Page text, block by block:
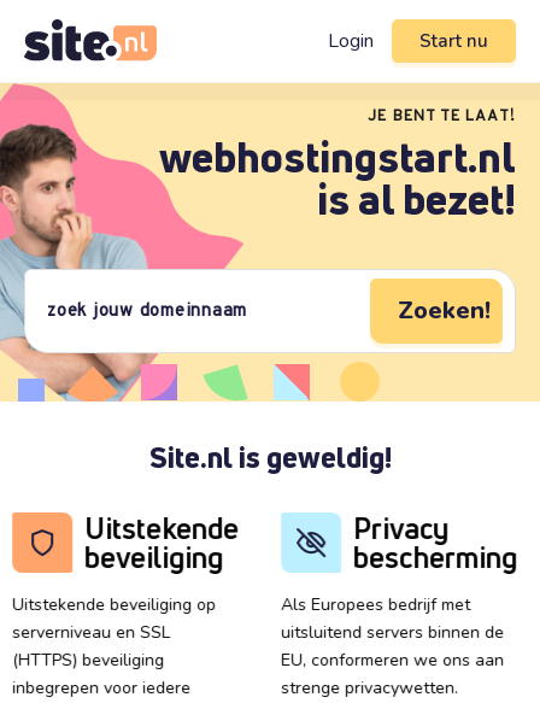
Login Start nu
JE BENT TE LAAT!
webhostingstart.nl
is al bezet!
Zoeken!
Site.nl is geweldig!
Uitstekende
beveiliging
Uitstekende beveiliging op
serverniveau en SSL
(HTTPS) beveiliging
inbegrepen voor iedere
Privacy
bescherming
Als Europees bedrijf met
uitsluitend servers binnen de
EU, conformeren we ons aan
strenge privacywetten.